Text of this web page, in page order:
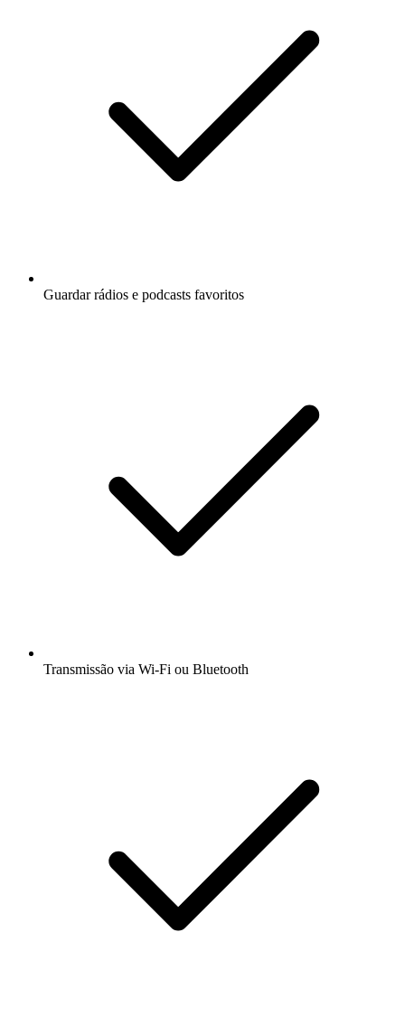
Guardar rádios e podcasts favoritos
Transmissão via Wi-Fi ou Bluetooth